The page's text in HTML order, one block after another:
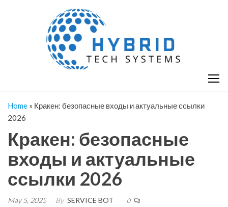
Home » Кракен: безопасные входы и актуальные ссылки
2026
Кракен: безопасные
входы и актуальные
ссылки 2026
May 5, 2025 By SERVICE BOT 0